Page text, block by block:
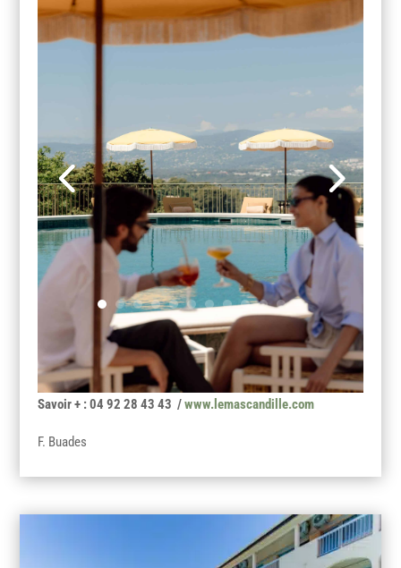
Savoir + : 04 92 28 43 43 /www.lemascandille.com
F. Buades